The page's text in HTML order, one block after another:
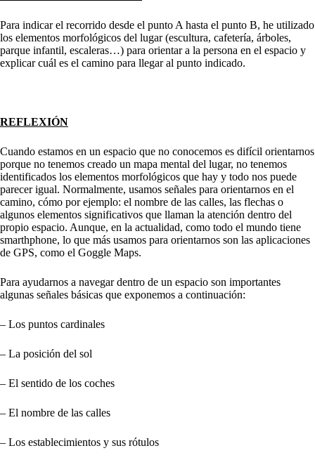
Para indicar el recorrido desde el punto A hasta el punto B, he utilizado
los elementos morfológicos del lugar (escultura, cafetería, árboles,
parque infantil, escaleras…) para orientar a la persona en el espacio y
explicar cuál es el camino para llegar al punto indicado.
REFLEXIÓN
Cuando estamos en un espacio que no conocemos es difícil orientarnos
porque no tenemos creado un mapa mental del lugar, no tenemos
identificados los elementos morfológicos que hay y todo nos puede
parecer igual. Normalmente, usamos señales para orientarnos en el
camino, cómo por ejemplo: el nombre de las calles, las flechas o
algunos elementos significativos que llaman la atención dentro del
propio espacio. Aunque, en la actualidad, como todo el mundo tiene
smarthphone, lo que más usamos para orientarnos son las aplicaciones
de GPS, como el Goggle Maps.
Para ayudarnos a navegar dentro de un espacio son importantes
algunas señales básicas que exponemos a continuación:
– Los puntos cardinales
– La posición del sol
– El sentido de los coches
– El nombre de las calles
– Los establecimientos y sus rótulos